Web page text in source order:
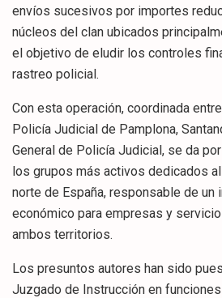
envíos sucesivos por importes
núcleos del clan ubicados
el objetivo de eludir los controles
rastreo policial.
Con esta operación, coordinada
Policía Judicial de Pamplona,
General de Policía Judicial, se da
los grupos más activos dedicados
norte de España, responsable de un
económico para empresas y
ambos territorios.
Los presuntos autores han sido
Juzgado de Instrucción en